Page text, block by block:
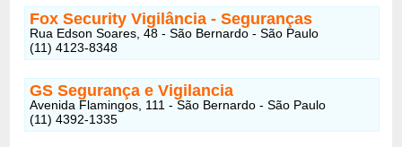
Fox Security Vigilância - Seguranças
Rua Edson Soares, 48 - São Bernardo - São Paulo
(11) 4123-8348
GS Segurança e Vigilancia
Avenida Flamingos, 111 - São Bernardo - São Paulo
(11) 4392-1335